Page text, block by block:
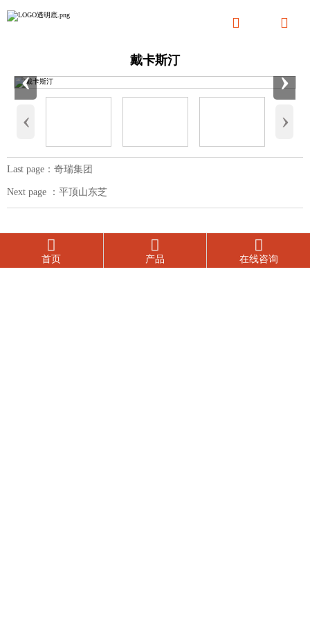
 
戴卡斯汀
‹ ›
‹ ›
Last page： 奇瑞集团
Next page ： 平顶山东芝

首页

产品

在线咨询